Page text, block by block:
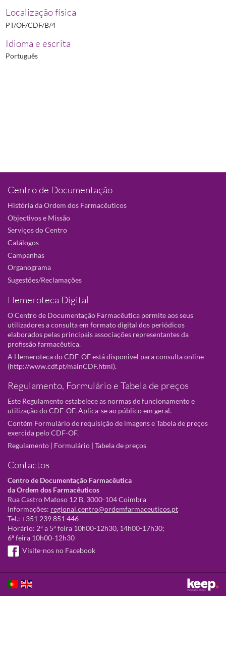
Localização física
PT/OF/CDF/B/4
Idioma e escrita
Português
Centro de Documentação
História da Ordem dos Farmacêuticos
Objectivos e Missão
Serviços do Centro
Catálogos
Campanhas
Organograma
Sugestões/Reclamações
Hemeroteca Digital
O Centro de Documentação Farmacêutica permite aos seus
utilizadores a consulta em formato digital dos periódicos
elaborados pelas principais associações representantes da
profissão farmacêutica.
A Hemeroteca do CDF-OF está disponivel para consulta online
(http://www.cdf.pt/mainCDF.html).
Regulamento, Formulário e Tabela de preços
Este Regulamento estabelece as normas de funcionamento e
utilização do CDF-OF. Aplica-se ao público em geral.
Contém Formulário de requisição de imagens e Tabela de preços
exercida pelo CDF-OF.
Regulamento | Formulário | Tabela de preços
Contactos
Centro de Documentação Farmacêutica
da Ordem dos Farmacêuticos
Rua Castro Matoso 12 B, 3000-104 Coimbra
Informações: regional.centro@ordemfarmaceuticos.pt
Tel.: +351 239 851 446
Horário: 2ª a 5ª feira 10h00-12h30, 14h00-17h30;
6ª feira 10h00-12h30
Visite-nos no Facebook